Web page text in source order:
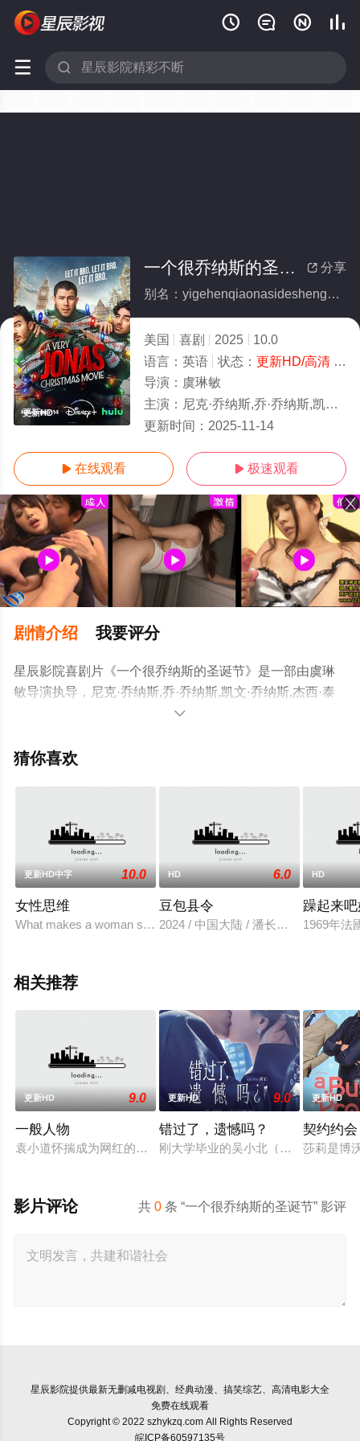
   
 
更新HD
 分享
一个很乔纳斯的圣诞节
别名：yigehenqiaonasideshengdanjie
美国 喜剧 2025
10.0
语言： 英语 状态： 更新HD/高清- 免费在线观看
导演： 虞琳敏
主演： 尼克·乔纳斯,乔·乔纳斯,凯文·乔纳斯,杰西·泰勒·弗格森,汪可盈,Ama
更新时间： 2025-11-14
 在线观看  极速观看
剧情介绍 我要评分
星辰影院喜剧片《一个很乔纳斯的圣诞节》是一部由虞琳
敏导演执导，尼克·乔纳斯,乔·乔纳斯,凯文·乔纳斯,杰西·泰
勒·弗格森,汪可盈,Amanda,Cleghorn,拉弗恩·考克
ud,Brian,MacDougall,Raymond,Johnson-Brown,C等演员

猜你喜欢
更新HD中字 10.0
女性思维
What makes a woman swipe right for Mr. Wrong Sofía V
HD 6.0
豆包县令
2024 / 中国大陆 / 潘长江,苑琼丹,蔡
HD
躁起来
1969年法
相关推荐
更新HD 9.0
一般人物
袁小道怀揣成为网红的梦想创作短视频，并与周小乙等人组建了
更新HD 9.0
错过了，遗憾吗？
刚大学毕业的吴小北（庄达菲 饰）
更新HD
契约约会
莎莉是博
共0 条 “一个很乔纳斯的圣诞节” 影评
影片评论
星辰影院提供最新无删减电视剧、经典动漫、搞笑综艺、高清电影大全
免费在线观看
Copyright © 2022 szhykzq.com All Rights Reserved
皖ICP备60597135号